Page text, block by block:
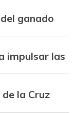
ganado
impulsar las
la Cruz